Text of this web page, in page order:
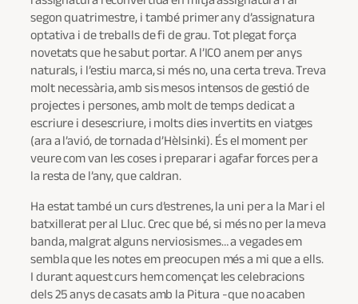
segon quatrimestre, i també primer any d’assignatura
optativa i de treballs de fi de grau. Tot plegat força
novetats que he sabut portar. A l’ICO anem per anys
naturals, i l’estiu marca, si més no, una certa treva. Treva
molt necessària, amb sis mesos intensos de gestió de
projectes i persones, amb molt de temps dedicat a
escriure i desescriure, i molts dies invertits en viatges
(ara a l’avió, de tornada d’Hèlsinki). És el moment per
veure com van les coses i preparar i agafar forces per a
la resta de l’any, que caldran.
Ha estat també un curs d’estrenes, la uni per a la Mar i el
batxillerat per al Lluc. Crec que bé, si més no per la meva
banda, malgrat alguns nerviosismes… a vegades em
sembla que les notes em preocupen més a mi que a ells.
I durant aquest curs hem començat les celebracions
dels 25 anys de casats amb la Pitura -que no acaben